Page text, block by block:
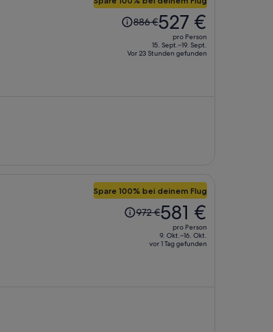
Der
Preis
betrug
886 €,
886 €527 €
pro Person
15. Sept.–19. Sept.
Vor 23 Stunden gefunden
Spare 100% bei deinem Flug
Der
Preis
972 €,
972 €581 €
pro Person
9. Okt.–16. Okt.
vor 1 Tag gefunden